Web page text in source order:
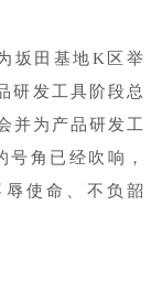
坂田基地K区举
研发工具阶段总
并为产品研发工
角已经吹响，
使命、不负韶